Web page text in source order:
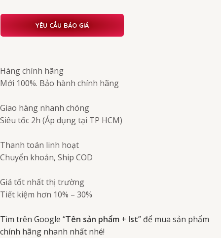
YÊU CẦU BÁO GIÁ
Hàng chính hãng
Mới 100%. Bảo hành chính hãng
Giao hàng nhanh chóng
Siêu tốc 2h (Áp dụng tại TP HCM)
Thanh toán linh hoạt
Chuyển khoản, Ship COD
Giá tốt nhất thị trường
Tiết kiệm hơn 10% – 30%
Tìm trên Google “Tên sản phẩm + Ist” để mua sản phẩm
chính hãng nhanh nhất nhé!